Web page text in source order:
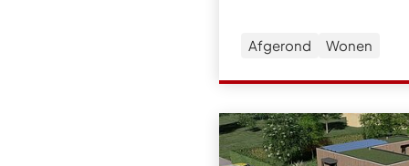
Afgerond Wonen